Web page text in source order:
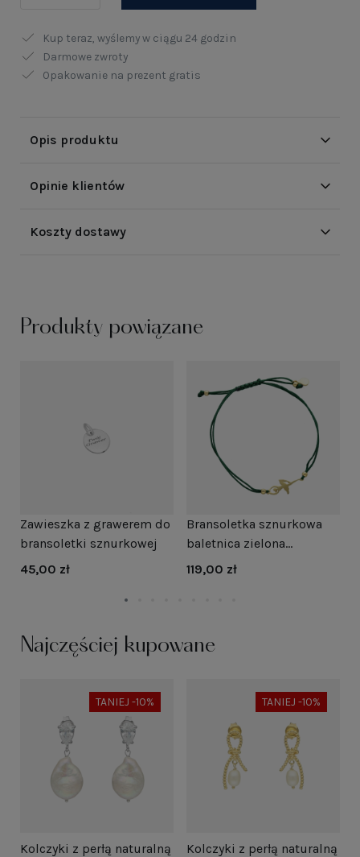
Kup teraz, wyślemy w ciągu 24 godzin
Darmowe zwroty
Opakowanie na prezent gratis
Opis produktu
Opinie klientów
Koszty dostawy
Produkty powiązane
Zawieszka z grawerem do
bransoletki sznurkowej
45,00 zł
Bransoletka sznurkowa
baletnica zielona
pozłacana
119,00 zł
Najczęściej kupowane
TANIEJ -10%
Kolczyki z perłą naturalną
TANIEJ -10%
Kolczyki z perłą naturalną